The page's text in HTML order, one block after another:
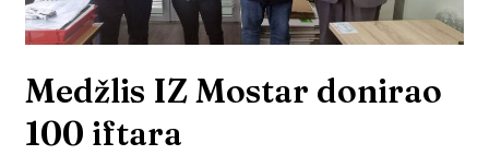
Medžlis IZ Mostar donirao
100 iftara